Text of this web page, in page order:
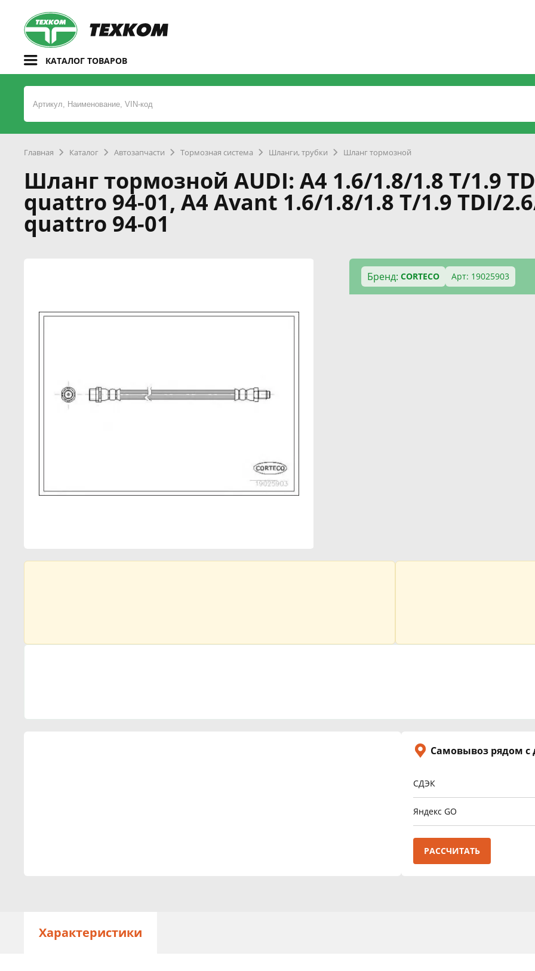
КАТАЛОГ ТОВАРОВ
Главная Каталог Автозапчасти Тормозная система Шланги, трубки Шланг тормозной
Шланг тормозной AUDI: A4 1.6/1.8/1.8 T/1.9
quattro 94-01, A4 Avant 1.6/1.8/1.8 T/1.9 TDI/
quattro 94-01
Бренд: CORTECO Арт: 19025903
Самовывоз рядом
СДЭК
Яндекс GO
РАССЧИТАТЬ
Характеристики